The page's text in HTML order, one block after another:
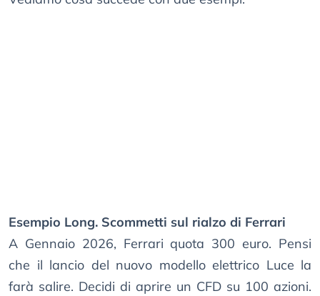
Esempio Long. Scommetti sul rialzo di Ferrari
A Gennaio 2026, Ferrari quota 300 euro. Pensi
che il lancio del nuovo modello elettrico Luce la
farà salire. Decidi di aprire un CFD su 100 azioni.